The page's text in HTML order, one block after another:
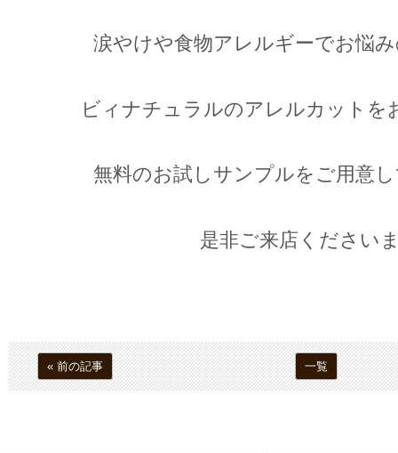
涙やけや食物アレルギーでお悩
ビィナチュラルのアレルカットを
無料のお試しサンプルをご用意
是非ご来店ください
« 前の記事 一覧